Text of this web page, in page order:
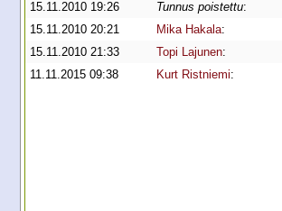
15.11.2010 19:26 Tunnus poistettu:
15.11.2010 20:21
Mika Hakala:
15.11.2010 21:33
Topi Lajunen:
11.11.2015 09:38
Kurt Ristniemi: